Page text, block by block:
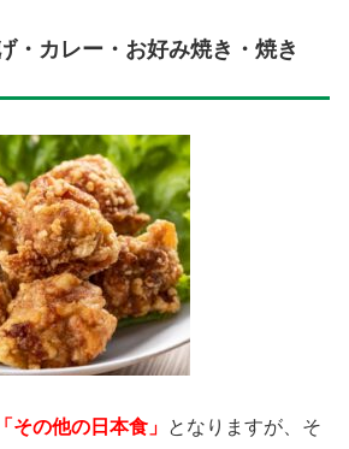
・カレー・お好み焼き・焼き
「その他の日本食」 となりますが、そ